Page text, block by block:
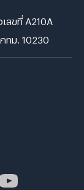
ลขที่ A210A
ทม. 10230